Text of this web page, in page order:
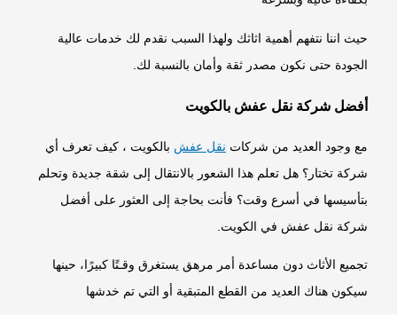
حيث اننا نتفهم أهمية اثاثك ولهذا السبب نقدم لك خدمات عالية
الجودة حتى نكون مصدر ثقة وأمان بالنسبة لك.
أفضل شركة نقل عفش بالكويت
مع وجود العديد من شركاتنقل عفشبالكويت ، كيف تعرف أي
شركة تختار؟ هل تعلم هذا الشعور بالانتقال إلى شقة جديدة وتحلم
بتأسيسها في أسرع وقت؟ فأنت بحاجة إلى العثور على أفضل
شركة نقل عفش في الكويت.
تجميع الأثاث دون مساعدة أمر مرهق يستغرق وقـتًا كبيرًا، حينها
سيكون هناك العديد من القطع المتبقية أو التي تم خدشها